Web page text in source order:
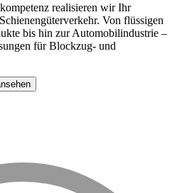
realisieren wir Ihr
Von flüssigen
bis hin zur Automobilindustrie –
für Blockzug- und